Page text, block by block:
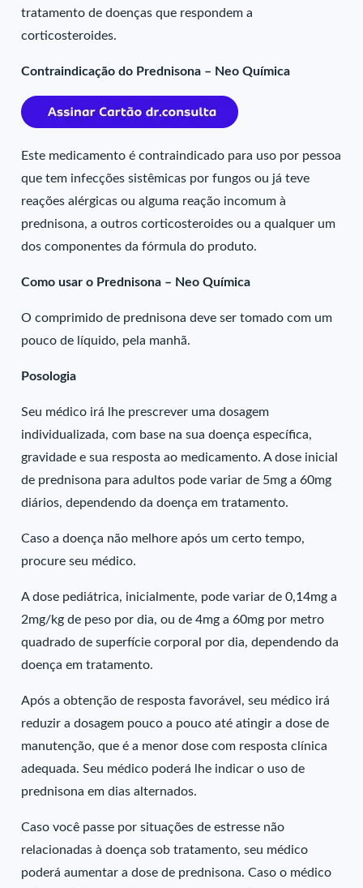
tratamento de doenças que respondem a
corticosteroides.
Contraindicação do Prednisona – Neo Química
Este medicamento é contraindicado para uso por pessoa
que tem infecções sistêmicas por fungos ou já teve
reações alérgicas ou alguma reação incomum à
prednisona, a outros corticosteroides ou a qualquer um
dos componentes da fórmula do produto.
Como usar o Prednisona – Neo Química
O comprimido de prednisona deve ser tomado com um
pouco de líquido, pela manhã.
Posologia
Seu médico irá lhe prescrever uma dosagem
individualizada, com base na sua doença específica,
gravidade e sua resposta ao medicamento. A dose inicial
de prednisona para adultos pode variar de 5mg a 60mg
diários, dependendo da doença em tratamento.
Caso a doença não melhore após um certo tempo,
procure seu médico.
A dose pediátrica, inicialmente, pode variar de 0,14mg a
2mg/kg de peso por dia, ou de 4mg a 60mg por metro
quadrado de superfície corporal por dia, dependendo da
doença em tratamento.
Após a obtenção de resposta favorável, seu médico irá
reduzir a dosagem pouco a pouco até atingir a dose de
manutenção, que é a menor dose com resposta clínica
adequada. Seu médico poderá lhe indicar o uso de
prednisona em dias alternados.
Caso você passe por situações de estresse não
relacionadas à doença sob tratamento, seu médico
poderá aumentar a dose de prednisona. Caso o médico